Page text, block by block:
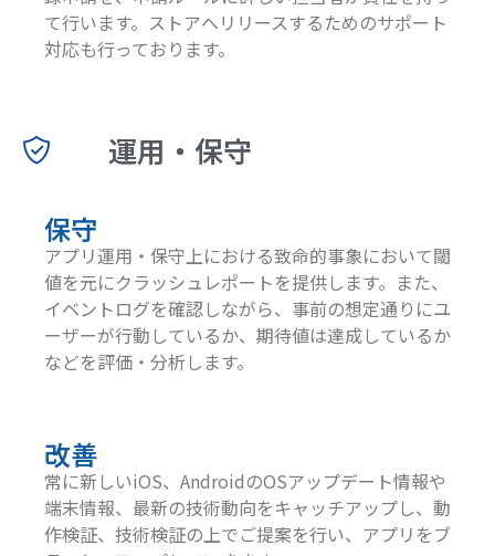
て行います。ストアへリリースするためのサポート
対応も行っております。
運用・保守
保守
アプリ運用・保守上における致命的事象において閾
値を元にクラッシュレポートを提供します。また、
イベントログを確認しながら、事前の想定通りにユ
ーザーが行動しているか、期待値は達成しているか
などを評価・分析します。
改善
常に新しいiOS、AndroidのOSアップデート情報や
端末情報、最新の技術動向をキャッチアップし、動
作検証、技術検証の上でご提案を行い、アプリをブ